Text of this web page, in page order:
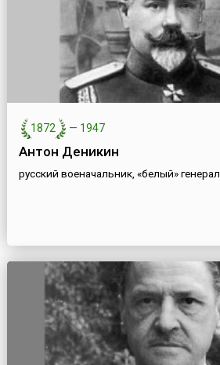
1872 — 1947
Антон Деникин
русский военачальник, «белый» генерал